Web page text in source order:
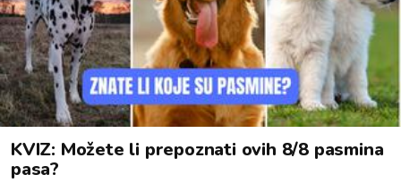
KVIZ: Možete li prepoznati ovih 8/8 pasmina
pasa?